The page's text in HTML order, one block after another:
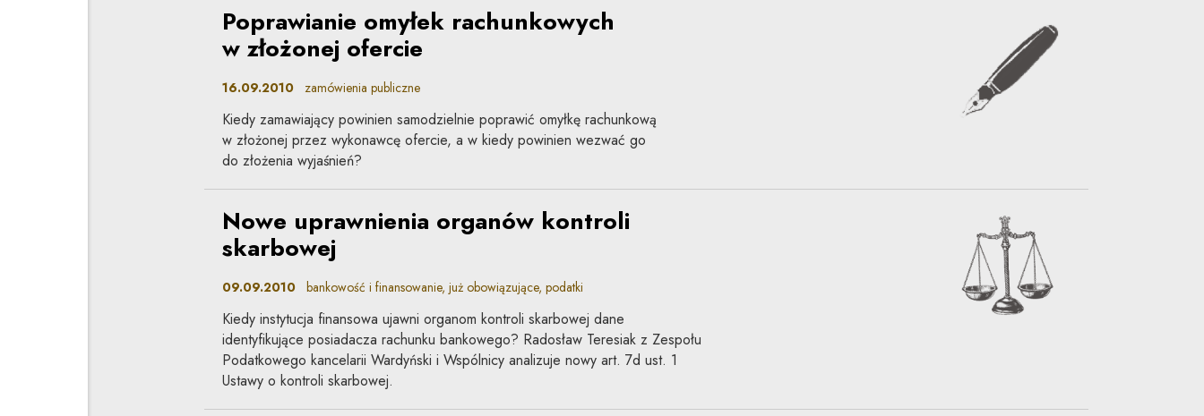
Poprawianie omyłek rachunkowych
w złożonej ofercie
16.09.2010zamówienia publiczne
Kiedy zamawiający powinien samodzielnie poprawić omyłkę rachunkową
w złożonej przez wykonawcę ofercie, a w kiedy powinien wezwać go
do złożenia wyjaśnień?
Nowe uprawnienia organów kontroli
skarbowej
09.09.2010bankowość i finansowanie, już obowiązujące, podatki
Kiedy instytucja finansowa ujawni organom kontroli skarbowej dane
identyfikujące posiadacza rachunku bankowego? Radosław Teresiak z Zespołu
Podatkowego kancelarii Wardyński i Wspólnicy analizuje nowy art. 7d ust. 1
Ustawy o kontroli skarbowej.